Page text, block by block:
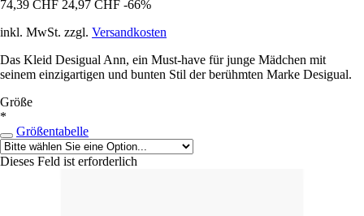
74,39 CHF 24,97 CHF -66%
inkl. MwSt. zzgl. Versandkosten
Das Kleid Desigual Ann, ein Must-have für junge Mädchen mit
seinem einzigartigen und bunten Stil der berühmten Marke Desigual.
Größe
*
Größentabelle
Dieses Feld ist erforderlich